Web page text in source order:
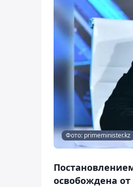
Фото: primeminister.kz
освобождена